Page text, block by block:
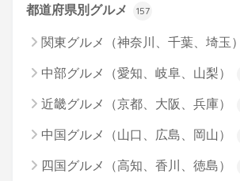
都道府県別グルメ 157
関東グルメ（神奈川、千葉、埼玉）
中部グルメ（愛知、岐阜、山梨）
近畿グルメ（京都、大阪、兵庫）
中国グルメ（山口、広島、岡山）
四国グルメ（高知、香川、徳島）